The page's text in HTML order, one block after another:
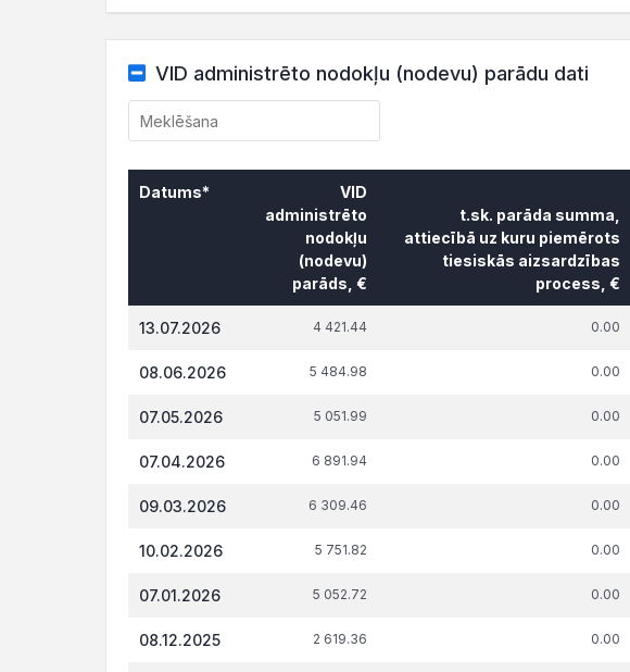
VID administrēto nodokļu (nodevu) parādu dati
Datums*
VID
administrēto
nodokļu
(nodevu)
parāds, €
t.sk. parāda summa,
attiecībā uz kuru piemērots
tiesiskās aizsardzības
process, €
nodokļu
parāds, €
tiesiskās aizsardzības
13.07.2026 4 421.44 0.00
08.06.2026 5 484.98 0.00
07.05.2026 5 051.99 0.00
07.04.2026 6 891.94 0.00
09.03.2026 6 309.46 0.00
10.02.2026 5 751.82 0.00
07.01.2026 5 052.72 0.00
08.12.2025 2 619.36 0.00